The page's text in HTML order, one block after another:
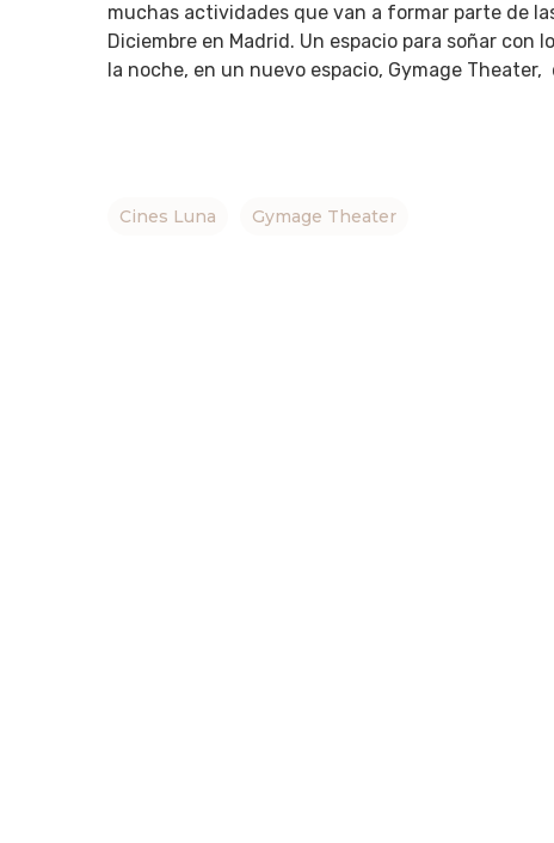
muchas actividades que van a formar parte de
Diciembre en Madrid. Un espacio para soñar
la noche, en un nuevo espacio, Gymage
Cines Luna Gymage Theater